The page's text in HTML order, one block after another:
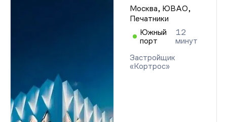
Москва, ЮВАО,
Печатники
Южный
порт
12
минут
Застройщик
«Кортрос»